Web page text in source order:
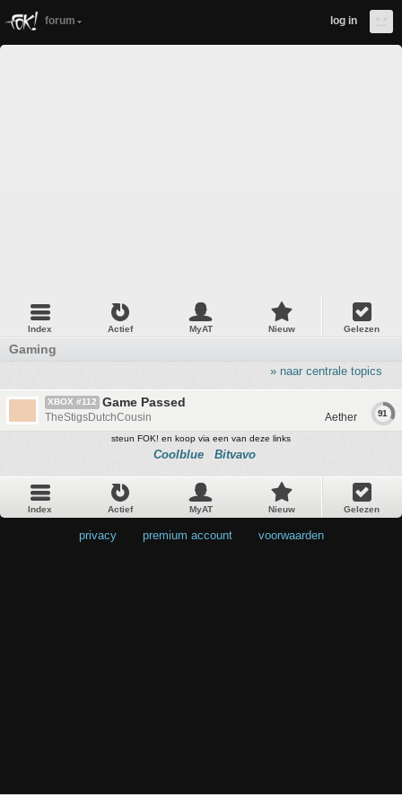
forum log in
Index Actief MyAT Nieuw Gelezen
Gaming
» naar centrale topics
XBOX #112 Game Passed
TheStigsDutchCousin Aether 91
steun FOK! en koop via een van deze links
Coolblue Bitvavo
Index Actief MyAT Nieuw Gelezen
privacy premium account voorwaarden